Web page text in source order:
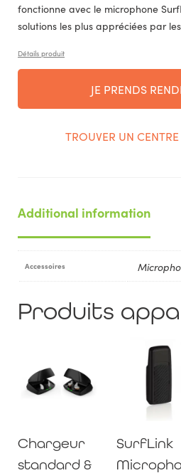
fonctionne avec le microphone
solutions les plus appréciées par
Détails produit
JE PRENDS
TROUVER UN
Additional information
Accessoires
Produits
Chargeur
standard &
SurfLink